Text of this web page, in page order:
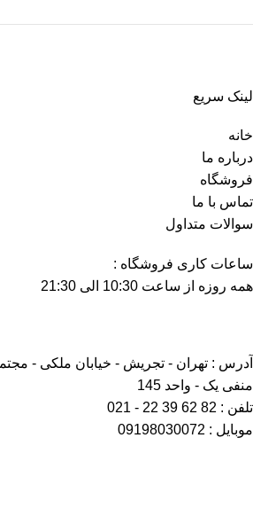
لینک سریع
خانه
درباره ما
فروشگاه
تماس با ما
سوالات متداول
ساعات کاری فروشگاه :
همه روزه از ساعت 10:30 الی 21:30
آدرس : تهران - تجریش - خیابان ملکی -
منفی یک - واحد 145
تلفن : 82 62 39 22 - 021
موبایل : 09198030072